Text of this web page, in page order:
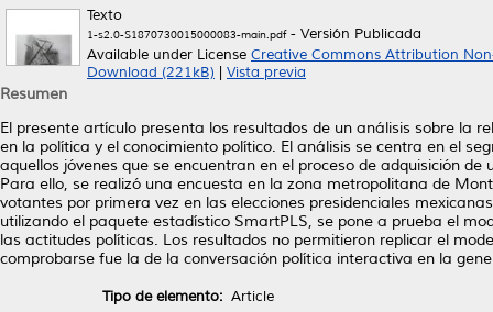
Texto
1-s2.0-S1870730015000083-main.pdf- Versión Publicada
Available under License Creative Commons Attribution
Download (221kB)
Vista previa
Resumen
El presente artículo presenta los resultados de un análisis sobre la
en la política y el conocimiento político. El análisis se centra en el
aquellos jóvenes que se encuentran en el proceso de adquisición
Para ello, se realizó una encuesta en la zona metropolitana de
votantes por primera vez en las elecciones presidenciales
utilizando el paquete estadístico SmartPLS, se pone a prueba el
las actitudes políticas. Los resultados no permitieron replicar el
comprobarse fue la de la conversación política interactiva en la
Tipo de elemento: Article